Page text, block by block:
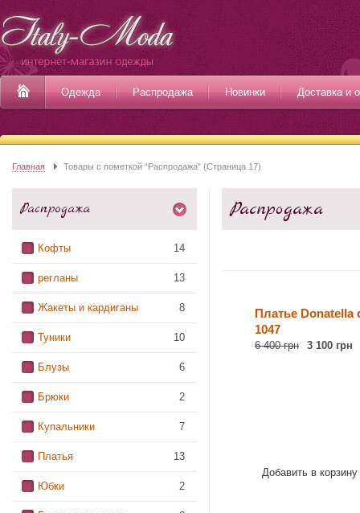
Одежда Распродажа Новинки Доставка и
Главная Товары с пометкой “Распродажа” (Страница 17)
Распродажа
Кофты 14
регланы 13
Жакеты и кардиганы 8
Туники 10
Блузы 6
Брюки 2
Купальники 7
Платья 13
Юбки 2
Распродажа
Платье Donatella
1047
6 400 грн 3 100 грн
Добавить в корзину